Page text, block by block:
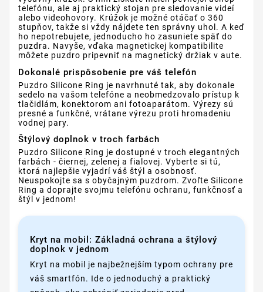
telefónu, ale aj praktický stojan pre sledovanie videí
alebo videohovory. Krúžok je možné otáčať o 360
stupňov, takže si vždy nájdete ten správny uhol. A keď
ho nepotrebujete, jednoducho ho zasuniete späť do
puzdra. Navyše, vďaka magnetickej kompatibilite
môžete puzdro pripevniť na magnetický držiak v aute.
Dokonalé prispôsobenie pre váš telefón
Puzdro Silicone Ring je navrhnuté tak, aby dokonale
sedelo na vašom telefóne a neobmedzovalo prístup k
tlačidlám, konektorom ani fotoaparátom. Výrezy sú
presné a funkčné, vrátane výrezu proti hromadeniu
vodnej pary.
Štýlový doplnok v troch farbách
Puzdro Silicone Ring je dostupné v troch elegantných
farbách - čiernej, zelenej a fialovej. Vyberte si tú,
ktorá najlepšie vyjadrí váš štýl a osobnosť.
Neuspokojte sa s obyčajným puzdrom. Zvoľte Silicone
Ring a doprajte svojmu telefónu ochranu, funkčnosť a
štýl v jednom!
Kryt na mobil: Základná ochrana a štýlový
doplnok v jednom
Kryt na mobil je najbežnejším typom ochrany pre
váš smartfón. Ide o jednoduchý a praktický